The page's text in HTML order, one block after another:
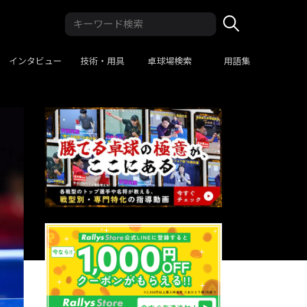
インタビュー 技術・用具 卓球場検索 用語集